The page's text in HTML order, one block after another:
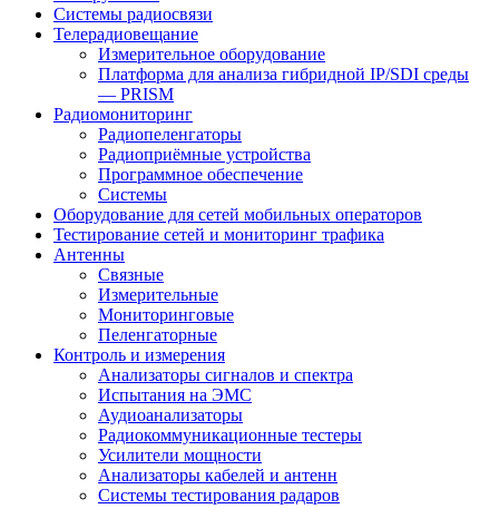
Системы радиосвязи
Телерадиовещание
Измерительное оборудование
Платформа для анализа гибридной IP/SDI среды
— PRISM
Радиомониторинг
Радиопеленгаторы
Радиоприёмные устройства
Программное обеспечение
Системы
Оборудование для сетей мобильных операторов
Тестирование сетей и мониторинг трафика
Антенны
Связные
Измерительные
Мониторинговые
Пеленгаторные
Контроль и измерения
Анализаторы сигналов и спектра
Испытания на ЭМС
Аудиоанализаторы
Радиокоммуникационные тестеры
Усилители мощности
Анализаторы кабелей и антенн
Системы тестирования радаров